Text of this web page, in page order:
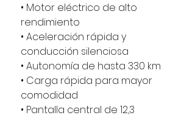
• Motor eléctrico de alto
rendimiento
• Aceleración rápida y
conducción silenciosa
• Autonomía de hasta 330 km
• Carga rápida para mayor
comodidad
• Pantalla central de 12,3